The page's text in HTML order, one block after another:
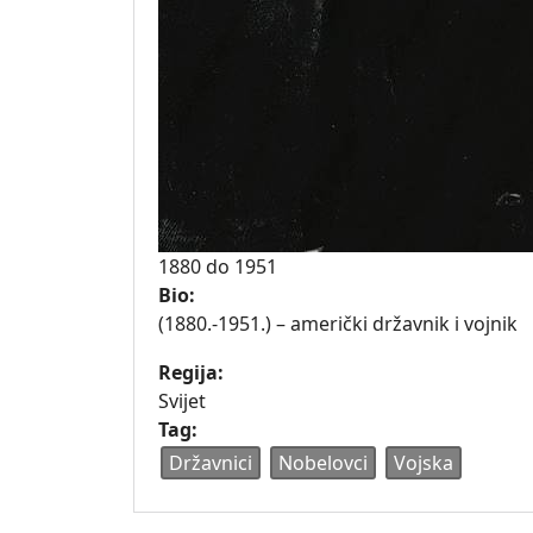
1880do 1951
Bio:
(1880.-1951.) – američki državnik i vojnik
Regija:
Svijet
Tag:
Državnici
Nobelovci Vojska